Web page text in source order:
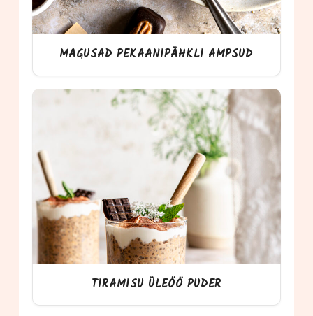
MAGUSAD PEKAANIPÄHKLI AMPSUD
TIRAMISU ÜLEÖÖ PUDER